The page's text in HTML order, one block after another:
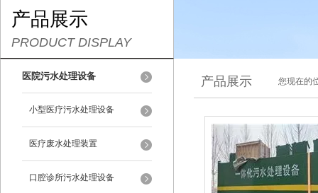
产品展示
PRODUCT DISPLAY
医院污水处理设备
小型医疗污水处理设备
医疗废水处理装置
口腔诊所污水处理设备
产品展示 您现在的